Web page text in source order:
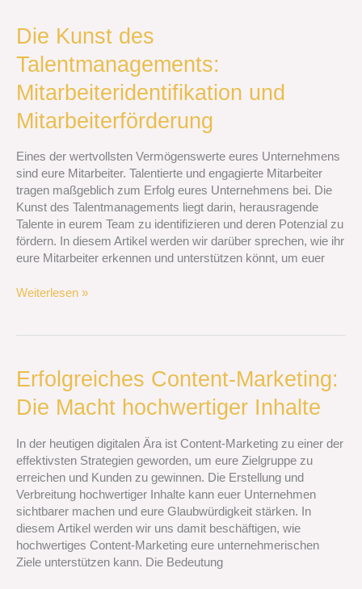
Die Kunst des
Talentmanagements:
Mitarbeiteridentifikation und
Mitarbeiterförderung
Eines der wertvollsten Vermögenswerte eures Unternehmens
sind eure Mitarbeiter. Talentierte und engagierte Mitarbeiter
tragen maßgeblich zum Erfolg eures Unternehmens bei. Die
Kunst des Talentmanagements liegt darin, herausragende
Talente in eurem Team zu identifizieren und deren Potenzial zu
fördern. In diesem Artikel werden wir darüber sprechen, wie ihr
eure Mitarbeiter erkennen und unterstützen könnt, um euer
Die
Kunst
des
Mitarbeiteridentifikation
und
Mitarbeiterförderung
Weiterlesen »
Erfolgreiches Content-Marketing:
Die Macht hochwertiger Inhalte
In der heutigen digitalen Ära ist Content-Marketing zu einer der
effektivsten Strategien geworden, um eure Zielgruppe zu
erreichen und Kunden zu gewinnen. Die Erstellung und
Verbreitung hochwertiger Inhalte kann euer Unternehmen
sichtbarer machen und eure Glaubwürdigkeit stärken. In
diesem Artikel werden wir uns damit beschäftigen, wie
hochwertiges Content-Marketing eure unternehmerischen
Ziele unterstützen kann. Die Bedeutung
Erfolgreiches
Content-
Marketing:
Macht
hochwertiger
Inhalte